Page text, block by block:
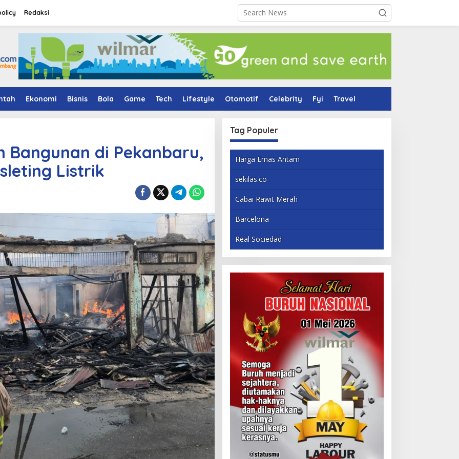
Redaksi
Ekonomi Bisnis Bola Game Tech Lifestyle Otomotif Celebrity Fyi Travel
Bangunan di Pekanbaru,
Listrik
Tag Populer
Harga Emas Antam
sekilas.co
Cabai Rawit Merah
Barcelona
Real Sociedad